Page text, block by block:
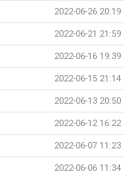
2022-06-26 20:19
2022-06-21 21:59
2022-06-16 19:39
2022-06-15 21:14
2022-06-13 20:50
2022-06-12 16:22
2022-06-07 11:23
2022-06-06 11:34